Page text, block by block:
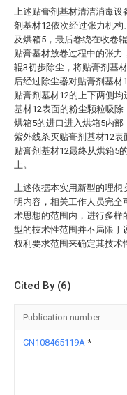
上述贴膏剂基材清洁消毒设
剂基材12依次经过张力机
及烘箱5，最后卷绕在收卷
贴膏基材放卷过程中的张力
辊3初步除尘，将贴膏剂基
后经过除尘器对贴膏剂基
贴膏剂基材12的上下两侧
基材12表面的粉尘颗粒吸
烘箱5的进口进入烘箱5内部
紫外线杀灭贴膏剂基材12
贴膏剂基材12最终从烘箱5
上。
上述依据本实用新型的理想
明内容，相关工作人员完全
术思想的范围内，进行多样
型的技术性范围并不局限于
权利要求范围来确定其技术
Cited By (6)
Publication number
CN108465119A *